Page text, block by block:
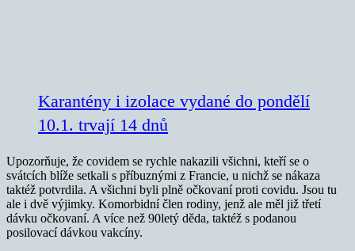
Karantény i izolace vydané do pondělí
10.1. trvají 14 dnů
Upozorňuje, že covidem se rychle nakazili všichni, kteří se o
svátcích blíže setkali s příbuznými z Francie, u nichž se nákaza
taktéž potvrdila. A všichni byli plně očkovaní proti covidu. Jsou tu
ale i dvě výjimky. Komorbidní člen rodiny, jenž ale měl již třetí
dávku očkovaní. A více než 90letý děda, taktéž s podanou
posilovací dávkou vakcíny.